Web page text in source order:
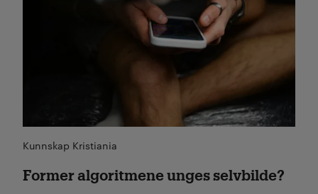
Kunnskap Kristiania
Former algoritmene unges selvbilde?